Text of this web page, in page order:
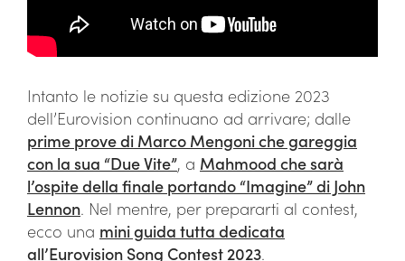
Intanto le notizie su questa edizione 2023
dell’Eurovision continuano ad arrivare; dalle
prime prove di Marco Mengoni che gareggia
con la sua “Due Vite”, a Mahmood che sarà
l’ospite della finale portando “Imagine” di John
Lennon. Nel mentre, per prepararti al contest,
ecco una mini guida tutta dedicata
all’Eurovision Song Contest 2023.